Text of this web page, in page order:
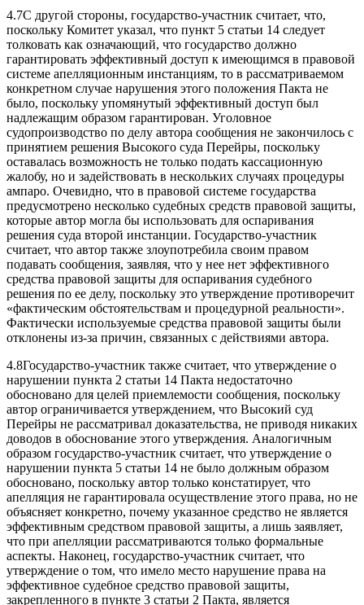
4.7С другой стороны, государство-участник считает, что,
поскольку Комитет указал, что пункт 5 статьи 14 следует
толковать как означающий, что государство должно
гарантировать эффективный доступ к имеющимся в правовой
системе апелляционным инстанциям, то в рассматриваемом
конкретном случае нарушения этого положения Пакта не
было, поскольку упомянутый эффективный доступ был
надлежащим образом гарантирован. Уголовное
судопроизводство по делу автора сообщения не закончилось с
принятием решения Высокого суда Перейры, поскольку
оставалась возможность не только подать кассационную
жалобу, но и задействовать в нескольких случаях процедуры
ампаро. Очевидно, что в правовой системе государства
предусмотрено несколько судебных средств правовой защиты,
которые автор могла бы использовать для оспаривания
решения суда второй инстанции. Государство‑участник
считает, что автор также злоупотребила своим правом
подавать сообщения, заявляя, что у нее нет эффективного
средства правовой защиты для оспаривания судебного
решения по ее делу, поскольку это утверждение противоречит
«фактическим обстоятельствам и процедурной реальности».
Фактически используемые средства правовой защиты были
отклонены из-за причин, связанных с действиями автора.
4.8Государство-участник также считает, что утверждение о
нарушении пункта 2 статьи 14 Пакта недостаточно
обосновано для целей приемлемости сообщения, поскольку
автор ограничивается утверждением, что Высокий суд
Перейры не рассматривал доказательства, не приводя никаких
доводов в обоснование этого утверждения. Аналогичным
образом государство-участник считает, что утверждение о
нарушении пункта 5 статьи 14 не было должным образом
обосновано, поскольку автор только констатирует, что
апелляция не гарантировала осуществление этого права, но не
объясняет конкретно, почему указанное средство не является
эффективным средством правовой защиты, а лишь заявляет,
что при апелляции рассматриваются только формальные
аспекты. Наконец, государство-участник считает, что
утверждение о том, что имело место нарушение права на
эффективное судебное средство правовой защиты,
закрепленного в пункте 3 статьи 2 Пакта, является